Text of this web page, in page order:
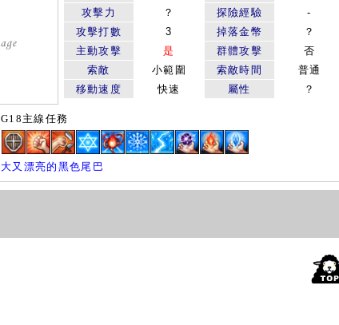
攻擊力
？ 探險經驗
-
攻擊打數
3 掉落金幣
？
主動攻擊
是 群體攻擊
否
索敵
小範圍 索敵時間
普通
移動速度
快速 屬性 ？
G18主線任務
大又漂亮的黑色尾巴